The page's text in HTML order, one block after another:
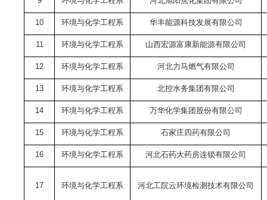
10 环境与化学工程系 华丰能源科技发展有限公司
11 环境与化学工程系 山西宏源富康新能源有限公司
12 环境与化学工程系 河北力马燃气有限公司
13 环境与化学工程系 北控水务集团有限公司
14 环境与化学工程系 万华化学集团股份有限公司
15 环境与化学工程系 石家庄四药有限公司
16 环境与化学工程系 河北石药大药房连锁有限公司
17 环境与化学工程系 河北工院云环境检测技术有限公司